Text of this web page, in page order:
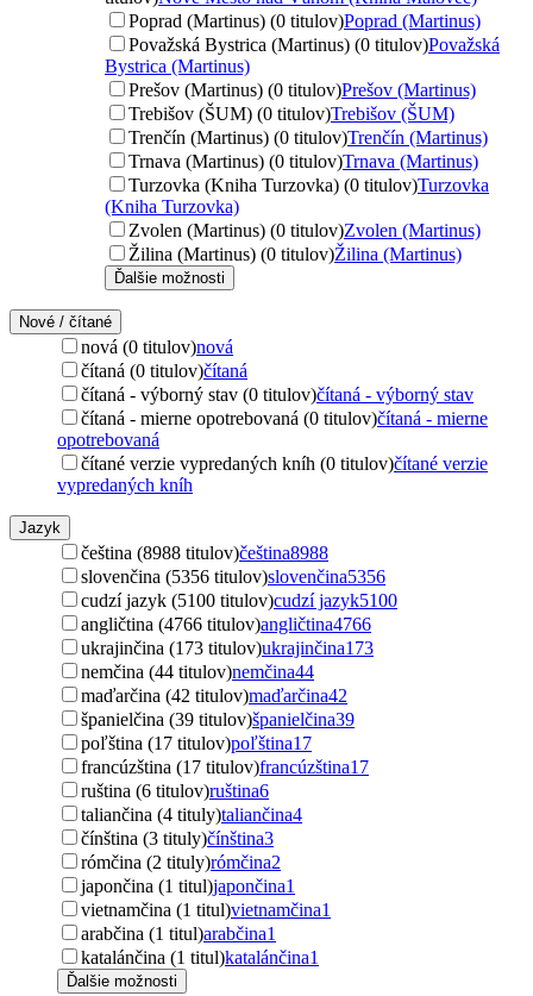
Poprad (Martinus) (0 titulov)Poprad (Martinus)
Považská Bystrica (Martinus) (0 titulov)Považská
Bystrica (Martinus)
Prešov (Martinus) (0 titulov)Prešov (Martinus)
Trebišov (ŠUM) (0 titulov)Trebišov (ŠUM)
Trenčín (Martinus) (0 titulov)Trenčín (Martinus)
Trnava (Martinus) (0 titulov)Trnava (Martinus)
Turzovka (Kniha Turzovka) (0 titulov)Turzovka
(Kniha Turzovka)
Zvolen (Martinus) (0 titulov)Zvolen (Martinus)
Žilina (Martinus) (0 titulov)Žilina (Martinus)
Ďalšie možnosti
Nové / čítané
nová (0 titulov)nová
čítaná (0 titulov)čítaná
čítaná - výborný stav (0 titulov)čítaná - výborný stav
čítaná - mierne opotrebovaná (0 titulov)čítaná - mierne
opotrebovaná
čítané verzie vypredaných kníh (0 titulov)čítané verzie
vypredaných kníh
Jazyk
čeština (8988 titulov)čeština8988
slovenčina (5356 titulov)slovenčina5356
cudzí jazyk (5100 titulov)cudzí jazyk5100
angličtina (4766 titulov)angličtina4766
ukrajinčina (173 titulov)ukrajinčina173
nemčina (44 titulov)nemčina44
maďarčina (42 titulov)maďarčina42
španielčina (39 titulov)španielčina39
poľština (17 titulov)poľština17
francúzština (17 titulov)francúzština17
ruština (6 titulov)ruština6
taliančina (4 tituly)taliančina4
čínština (3 tituly)čínština3
rómčina (2 tituly)rómčina2
japončina (1 titul)japončina1
vietnamčina (1 titul)vietnamčina1
arabčina (1 titul)arabčina1
katalánčina (1 titul)katalánčina1
Ďalšie možnosti